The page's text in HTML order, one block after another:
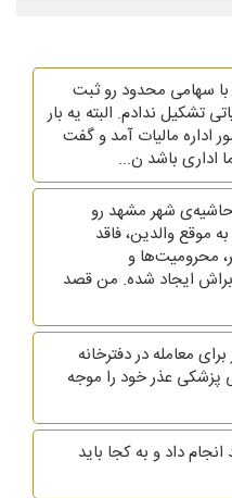
سهامی محدود رو ثبت
تشکیل ندادم. البته یه بار
اداره مالیات آمد و گفت
اداری باشد ن...
شهر مشهد رو
موقع والدین، فاقد
محرومیت‌ها و
ایجاد شده. من قصد
معامله در دفترخانه
پزشکی عذر خود را موجه
داد و به کجا باید